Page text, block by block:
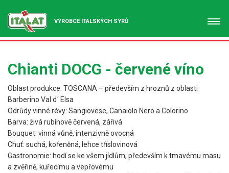
VÝROBCE ITALSKÝCH SÝRŮ
Chianti DOCG - červené víno
Oblast produkce: TOSCANA – především z hroznů z oblasti
Barberino Val d´ Elsa
Odrůdy vinné révy: Sangiovese, Canaiolo Nero a Colorino
Barva: živá rubínově červená, zářivá
Bouquet: vinná vůně, intenzivně ovocná
Chuť: suchá, kořeněná, lehce tříslovinová
Gastronomie: hodí se ke všem jídlům, především k tmavému masu
a zvěřině, kuřecímu a vepřovému